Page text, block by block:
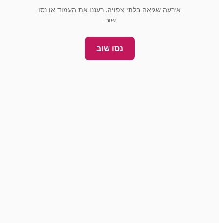
אירעה שגיאה בלתי צפויה. רעננו את העמוד או נסו
שוב.
נסו שוב